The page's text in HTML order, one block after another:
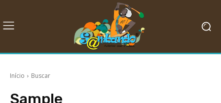
Início Buscar
Sample